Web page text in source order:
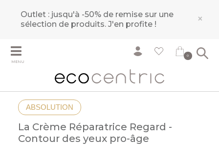
Outlet : jusqu'à -50% de remise sur une
sélection de produits.J'en profite ! ×
MENU
0
ABSOLUTION
La Crème Réparatrice Regard -
Contour des yeux pro-âge